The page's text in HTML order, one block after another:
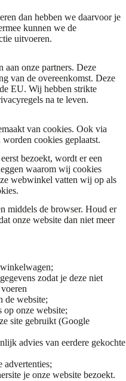
dan hebben we daarvoor je
kunnen we de
uitvoeren.
onze partners. Deze
van de overeenkomst. Deze
EU. Wij hebben strikte
na te leven.
van cookies. Ook via
cookies geplaatst.
bezoekt, wordt er een
waarom wij cookies
webwinkel vatten wij op als
middels de browser. Houd er
onze website dan niet meer
zodat je deze niet
de website;
op onze website;
site gebruikt (Google
advies van eerdere gekochte
advertenties;
je onze website bezoekt.